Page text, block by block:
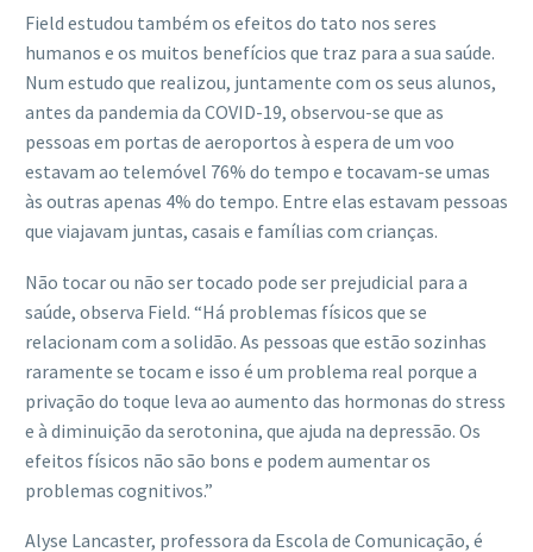
Field estudou também os efeitos do tato nos seres
humanos e os muitos benefícios que traz para a sua saúde.
Num estudo que realizou, juntamente com os seus alunos,
antes da pandemia da COVID-19, observou-se que as
pessoas em portas de aeroportos à espera de um voo
estavam ao telemóvel 76% do tempo e tocavam-se umas
às outras apenas 4% do tempo. Entre elas estavam pessoas
que viajavam juntas, casais e famílias com crianças.
Não tocar ou não ser tocado pode ser prejudicial para a
saúde, observa Field. “Há problemas físicos que se
relacionam com a solidão. As pessoas que estão sozinhas
raramente se tocam e isso é um problema real porque a
privação do toque leva ao aumento das hormonas do stress
e à diminuição da serotonina, que ajuda na depressão. Os
efeitos físicos não são bons e podem aumentar os
problemas cognitivos.”
Alyse Lancaster, professora da Escola de Comunicação, é